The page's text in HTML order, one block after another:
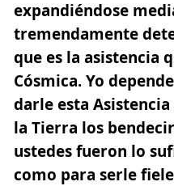
expandiéndose
tremendamente
que es la asistencia
Cósmica. Yo
darle esta
la Tierra los
ustedes fueron lo
como para serle